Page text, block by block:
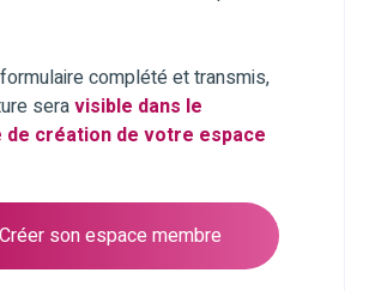
complété et transmis,
seravisible dans le
création de votre espace
Créer son espace membre